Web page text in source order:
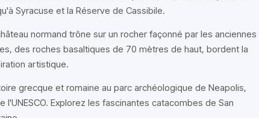
Syracuse et la Réserve de Cassibile.
normand trône sur un rocher façonné par les anciennes
des roches basaltiques de 70 mètres de haut, bordent la
artistique.
grecque et romaine au parc archéologique de Neapolis,
l'UNESCO. Explorez les fascinantes catacombes de San